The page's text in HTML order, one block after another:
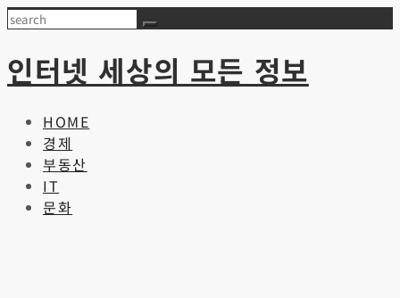
Skip
content
Search
인터넷 세상의 모든 정보
HOME
경제
부동산
IT
문화